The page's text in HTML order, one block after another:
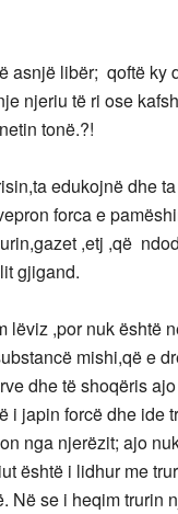
asnjë libër; qoftë
njeriu të ri ose
tonë.?!
edukojnë dhe
forca e
,etj ,që
gjigand.
lëviz ,por nuk është
mishi,që e
dhe të shoqëris
i japin forcë dhe ide
nga njerëzit; ajo
është i lidhur me
Në se i heqim